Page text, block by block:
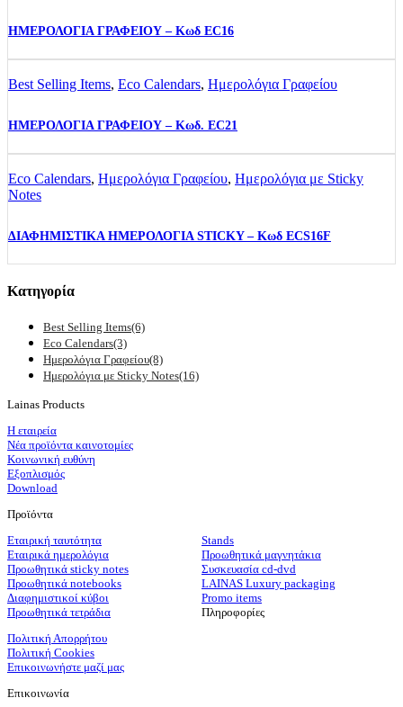
ΗΜΕΡΟΛΟΓΙΑ ΓΡΑΦΕΙΟΥ – Κωδ EC16
Best Selling Items, Eco Calendars, Ημερολόγια Γραφείου
ΗΜΕΡΟΛΟΓΙΑ ΓΡΑΦΕΙΟΥ – Κωδ. EC21
Eco Calendars, Ημερολόγια Γραφείου, Ημερολόγια με Sticky
Notes
ΔΙΑΦΗΜΙΣΤΙΚΑ ΗΜΕΡΟΛΟΓΙΑ STICKY – Κωδ ECS16F
Κατηγορία
Best Selling Items(6)
Eco Calendars(3)
Ημερολόγια Γραφείου(8)
Ημερολόγια με Sticky Notes(16)
Lainas Products
Η εταιρεία
Νέα προϊόντα καινοτομίες
Κοινωνική ευθύνη
Εξοπλισμός
Download
Προϊόντα
Εταιρική ταυτότητα
Εταιρικά ημερολόγια
Προωθητικά sticky notes
Προωθητικά notebooks
Διαφημιστικοί κύβοι
Προωθητικά τετράδια
Stands
Προωθητικά μαγνητάκια
Συσκευασία cd-dvd
LAINAS Luxury packaging
Promo items
Πληροφορίες
Πολιτική Απορρήτου
Πολιτική Cookies
Επικοινωνήστε μαζί μας
Επικοινωνία